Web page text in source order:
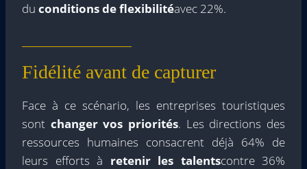
du conditions de flexibilitéavec 22%.
Fidélité avant de capturer
Face à ce scénario, les entreprises touristiques
sont changer vos priorités. Les directions des
ressources humaines consacrent déjà 64% de
leurs efforts à retenir les talentscontre 36%